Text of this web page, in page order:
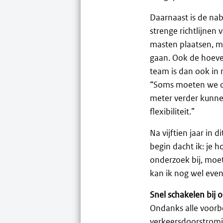
Daarnaast is de
strenge richtlijnen
masten plaatsen,
gaan. Ook de
team is dan ook in
“Soms moeten
meter verder
flexibiliteit.”
Na vijftien jaar in
begin dacht ik: je
onderzoek bij,
kan ik nog wel
Snel schakelen bij
Ondanks alle